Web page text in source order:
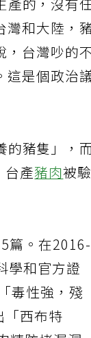
產的，沒有
灣和大陸，豬
，台灣吵的
這是個政治
的豬隻」，而
台產豬肉被驗
篇。在2016-
學和官方證
毒性強，殘
西布特